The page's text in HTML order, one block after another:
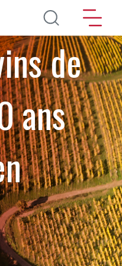
к основному содержанию
de
ans